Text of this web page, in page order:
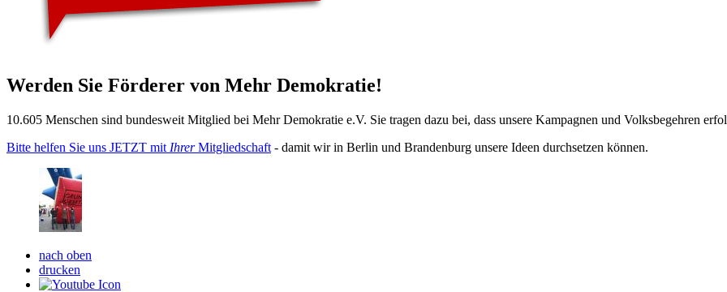
Werden Sie Förderer von Mehr Demokratie!
10.605 Menschen sind bundesweit Mitglied bei Mehr Demokratie e.V. Sie tragen dazu bei, dass unsere Kampagnen und Volksbegehren
Bitte helfen Sie uns JETZT mit IhrerMitgliedschaft - damit wir in Berlin und Brandenburg unsere Ideen durchsetzen können.
nach oben
drucken